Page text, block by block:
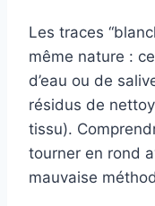
Les traces
même nature :
d’eau ou de
résidus de
tissu).
tourner en rond
mauvaise